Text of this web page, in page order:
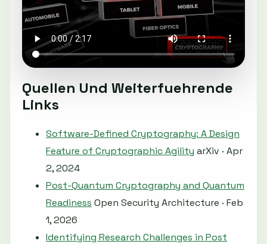
Quellen Und Weiterfuehrende
Links
Software-Defined Cryptography: A Design
Feature of Cryptographic Agility arXiv · Apr
2, 2024
Post-Quantum Cryptography and Quantum
Readiness Open Security Architecture · Feb
1, 2026
Identifying Research Challenges in Post